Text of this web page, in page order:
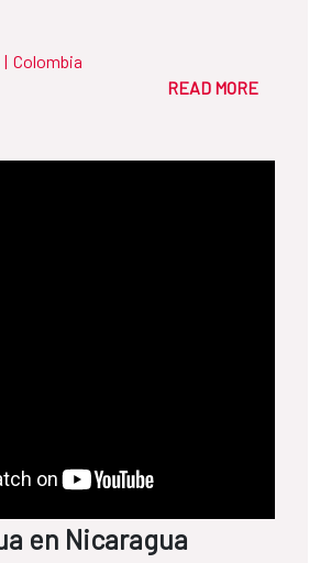
| Colombia
READ MORE
en Nicaragua